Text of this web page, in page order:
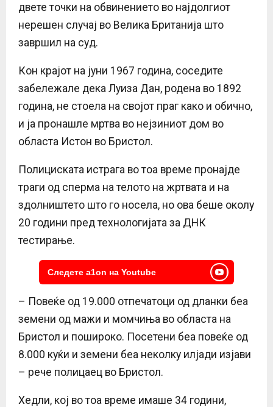
двете точки на обвинението во најдолгиот
нерешен случај во Велика Британија што
завршил на суд.
Кон крајот на јуни 1967 година, соседите
забележале дека Луиза Дан, родена во 1892
година, не стоела на својот праг како и обично,
и ја пронашле мртва во нејзиниот дом во
областа Истон во Бристол.
Полициската истрага во тоа време пронајде
траги од сперма на телото на жртвата и на
здолништето што го носела, но ова беше околу
20 години пред технологијата за ДНК
тестирање.
Следете a1on на Youtube
– Повеќе од 19.000 отпечатоци од дланки беа
земени од мажи и момчиња во областа на
Бристол и пошироко. Посетени беа повеќе од
8.000 куќи и земени беа неколку илјади изјави
– рече полицаец во Бристол.
Хедли, кој во тоа време имаше 34 години,